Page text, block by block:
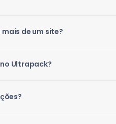
de um site?
Ultrapack?